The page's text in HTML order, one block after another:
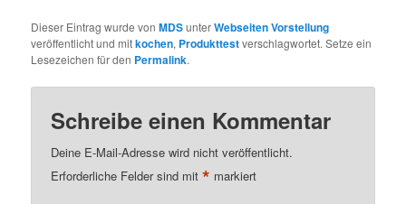
Dieser Eintrag wurde vonMDSunterWebseiten Vorstellung
veröffentlicht und mitkochen, Produkttestverschlagwortet. Setze ein
Lesezeichen für den Permalink.
Schreibe einen Kommentar
Deine E-Mail-Adresse wird nicht veröffentlicht.
Erforderliche Felder sind mit* markiert